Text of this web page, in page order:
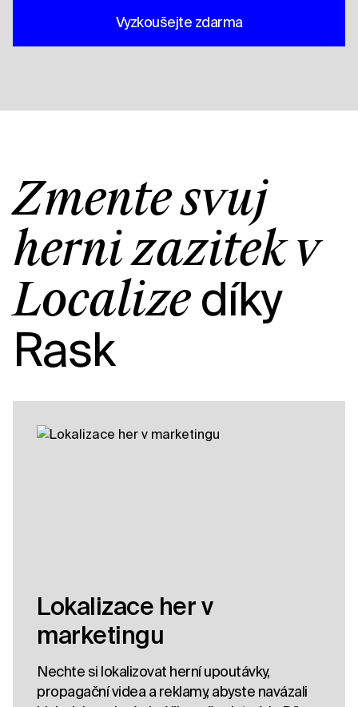
Vyzkoušejte zdarma
Změňte svůj
herní zážitek v
Localizedíky
Rask
Lokalizace her v
marketingu
Nechte si lokalizovat herní upoutávky,
propagační videa a reklamy, abyste navázali